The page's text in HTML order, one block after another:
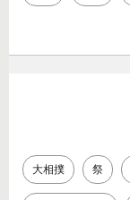
大相撲 祭